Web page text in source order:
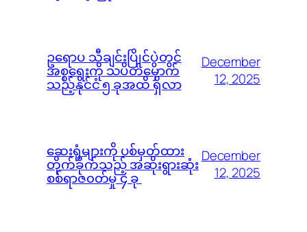
ဥရောပ သီချင်းပြိုင်ပွဲတွင်
အစ္စရေးကို သပိတ်မှောက်
သည့်နိုင်ငံ ၅ ခုအထိ ရှိလာ
December
12, 2025
ဆေးရုံများကို ပစ်မှတ်ထား
တိုက်ခိုက်သည့် အဆိုးရွားဆုံး
စစ်ရာဇ၀တ်မှု ၄ ခု
December
12, 2025